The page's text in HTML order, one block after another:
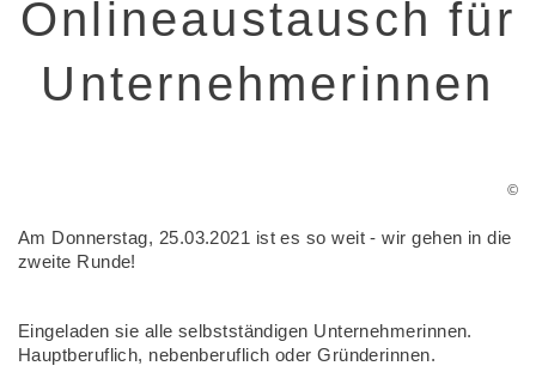
Onlineaustausch für
Unternehmerinnen
©
Am Donnerstag, 25.03.2021 ist es so weit - wir gehen in die
zweite Runde!
Eingeladen sie alle selbstständigen Unternehmerinnen.
Hauptberuflich, nebenberuflich oder Gründerinnen.